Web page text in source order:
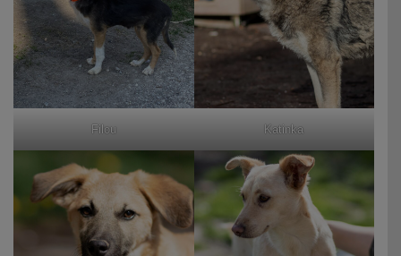
Filou Katinka